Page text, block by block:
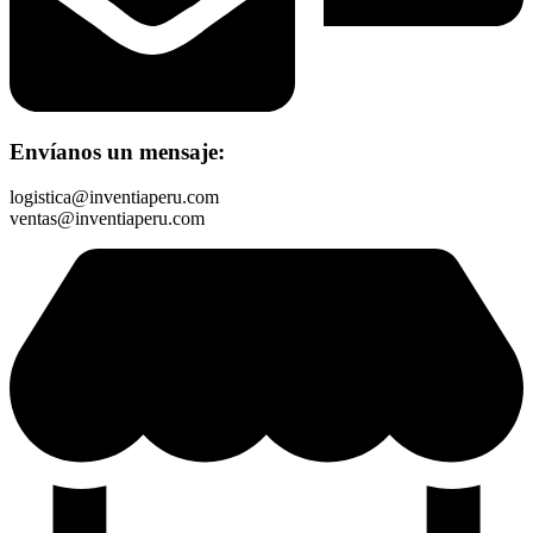
Envíanos un mensaje:
logistica@inventiaperu.com
ventas@inventiaperu.com